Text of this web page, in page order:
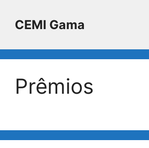
CEMI Gama
Prêmios